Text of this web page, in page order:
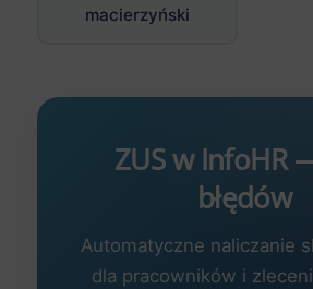
macierzyński
ZUS w InfoHR
błędów
Automatyczne naliczanie
dla pracowników i